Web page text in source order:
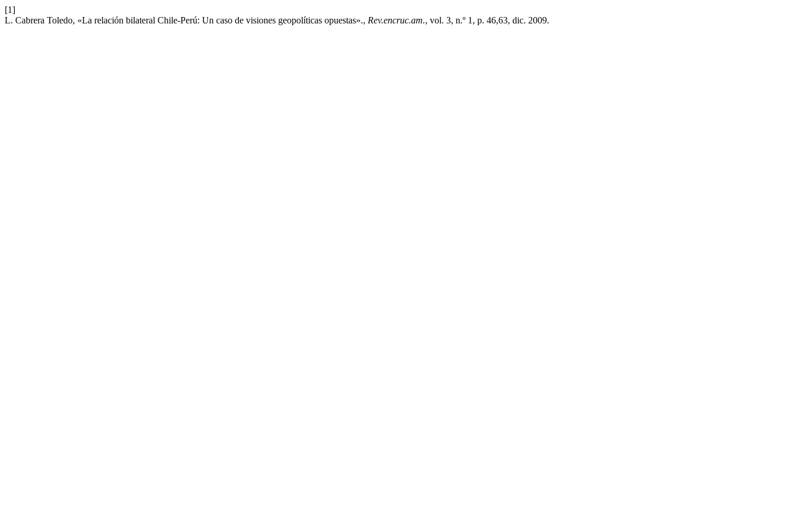
[1]
L. Cabrera Toledo, «La relación bilateral Chile-Perú: Un caso de visiones geopolíticas opuestas»., Rev.encruc.am., vol. 3, n.º 1, p. 46,63, dic. 2009.